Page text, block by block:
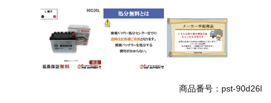
商品番号：pst-90d26l